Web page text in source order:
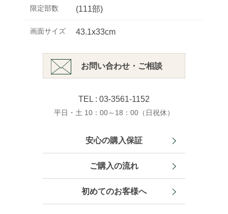
限定部数 (111部)
画面サイズ 43.1x33cm
お問い合わせ・ご相談
TEL : 03-3561-1152
平日・土 10：00～18：00（日祝休）
安心の購入保証
ご購入の流れ
初めてのお客様へ